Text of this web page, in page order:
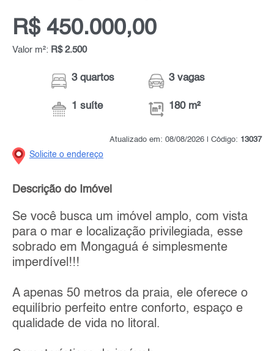
R$ 450.000,00
Valor m²: R$ 2.500
3 quartos
1 suíte
3 vagas
180 m²
Atualizado em: 08/08/2026 | Código: 13037
Solicite o endereço
Descrição do Imóvel
Se você busca um imóvel amplo, com vista
para o mar e localização privilegiada, esse
sobrado em Mongaguá é simplesmente
imperdível!!!
A apenas 50 metros da praia, ele oferece o
equilíbrio perfeito entre conforto, espaço e
qualidade de vida no litoral.